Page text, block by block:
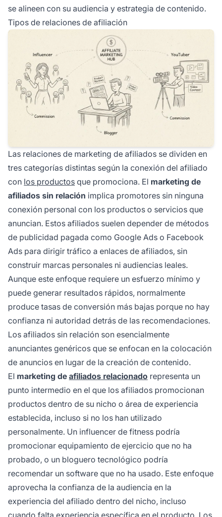
se alineen con su audiencia y estrategia de contenido.
Tipos de relaciones de afiliación
Las relaciones de marketing de afiliados se dividen en
tres categorías distintas según la conexión del afiliado
con los productos que promociona. El marketing de
afiliados sin relación implica promotores sin ninguna
conexión personal con los productos o servicios que
anuncian. Estos afiliados suelen depender de métodos
de publicidad pagada como Google Ads o Facebook
Ads para dirigir tráfico a enlaces de afiliados, sin
construir marcas personales ni audiencias leales.
Aunque este enfoque requiere un esfuerzo mínimo y
puede generar resultados rápidos, normalmente
produce tasas de conversión más bajas porque no hay
confianza ni autoridad detrás de las recomendaciones.
Los afiliados sin relación son esencialmente
anunciantes genéricos que se enfocan en la colocación
de anuncios en lugar de la creación de contenido.
El marketing de afiliados relacionado representa un
punto intermedio en el que los afiliados promocionan
productos dentro de su nicho o área de experiencia
establecida, incluso si no los han utilizado
personalmente. Un influencer de fitness podría
promocionar equipamiento de ejercicio que no ha
probado, o un bloguero tecnológico podría
recomendar un software que no ha usado. Este enfoque
aprovecha la confianza de la audiencia en la
experiencia del afiliado dentro del nicho, incluso